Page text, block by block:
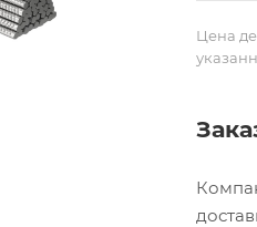
Цена